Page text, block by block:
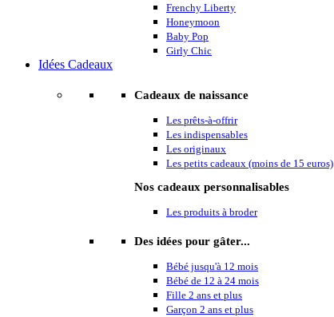
Frenchy Liberty
Honeymoon
Baby Pop
Girly Chic
Idées Cadeaux
Cadeaux de naissance
Les prêts-à-offrir
Les indispensables
Les originaux
Les petits cadeaux (moins de 15 euros)
Nos cadeaux personnalisables
Les produits à broder
Des idées pour gâter...
Bébé jusqu'à 12 mois
Bébé de 12 à 24 mois
Fille 2 ans et plus
Garçon 2 ans et plus